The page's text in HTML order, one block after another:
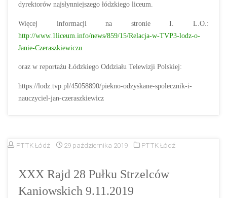
dyrektorów najsłynniejszego łódzkiego liceum.
Więcej informacji na stronie I. L.O.:
http://www.1liceum.info/news/859/15/Relacja-w-TVP3-lodz-o-
Janie-Czeraszkiewiczu
oraz w reportażu Łódzkiego Oddziału Telewizji Polskiej:
https://lodz.tvp.pl/45058890/piekno-odzyskane-spolecznik-i-
nauczyciel-jan-czeraszkiewicz
PTTK Łódź 29 października 2019 PTTK Łódź
XXX Rajd 28 Pułku Strzelców
Kaniowskich 9.11.2019